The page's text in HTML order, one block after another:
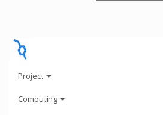
Project
Computing